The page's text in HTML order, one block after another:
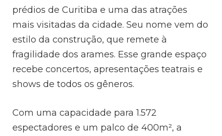
prédios de Curitiba e uma das atrações
mais visitadas da cidade. Seu nome vem do
estilo da construção, que remete à
fragilidade dos arames. Esse grande espaço
recebe concertos, apresentações teatrais e
shows de todos os gêneros.
Com uma capacidade para 1.572
espectadores e um palco de 400m², a